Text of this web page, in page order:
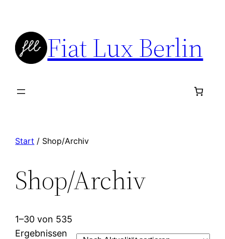
springen
Fiat Lux Berlin
Start / Shop/Archiv
Shop/Archiv
1–30 von 535
Ergebnissen